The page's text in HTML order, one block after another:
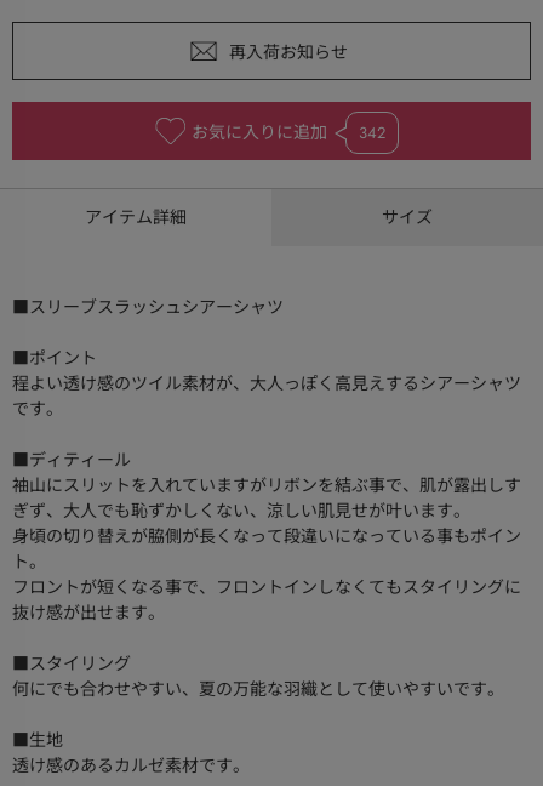
お気に入りに追加 342
アイテム詳細 サイズ
■スリーブスラッシュシアーシャツ
■ポイント
程よい透け感のツイル素材が、大人っぽく高見えするシアーシャツ
です。
■ディティール
袖山にスリットを入れていますがリボンを結ぶ事で、肌が露出しす
ぎず、大人でも恥ずかしくない、涼しい肌見せが叶います。
身頃の切り替えが脇側が長くなって段違いになっている事もポイン
ト。
フロントが短くなる事で、フロントインしなくてもスタイリングに
抜け感が出せます。
■スタイリング
何にでも合わせやすい、夏の万能な羽織として使いやすいです。
■生地
透け感のあるカルゼ素材です。